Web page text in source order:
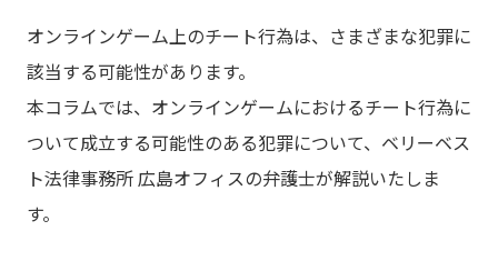
オンラインゲーム上のチート行為は、さまざまな犯罪に
該当する可能性があります。
本コラムでは、オンラインゲームにおけるチート行為に
ついて成立する可能性のある犯罪について、ベリーベス
ト法律事務所 広島オフィスの弁護士が解説いたしま
す。